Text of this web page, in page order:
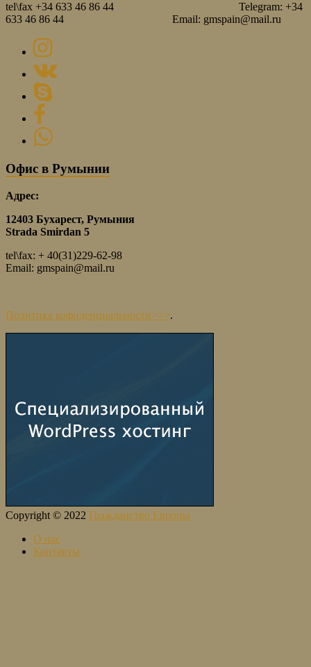
tel\fax +34 633 46 86 44 Telegram: +34
633 46 86 44 Email: gmspain@mail.ru
Офис в Румынии
Адрес:
12403 Бухарест, Румыния
Strada Smirdan 5
tel\fax: + 40(31)229-62-98
Email: gmspain@mail.ru
Политика кофиденциальности>>>.
Copyright © 2022 Гражданство Европы
О нас
Контакты